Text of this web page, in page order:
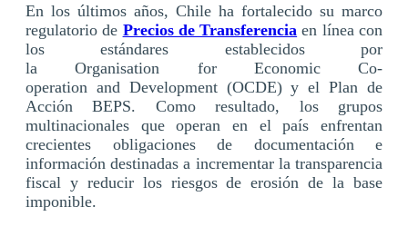
En los últimos años, Chile ha fortalecido su marco
regulatorio de Precios de Transferencia en línea con
los estándares establecidos por
la Organisation for Economic Co-
operation and Development (OCDE) y el Plan de
Acción BEPS. Como resultado, los grupos
multinacionales que operan en el país enfrentan
crecientes obligaciones de documentación e
información destinadas a incrementar la transparencia
fiscal y reducir los riesgos de erosión de la base
imponible.